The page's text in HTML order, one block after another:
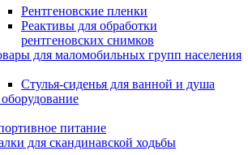
Рентгеновские пленки
Реактивы для обработки
рентгеновских снимков
для маломобильных групп населения
Стулья-сиденья для ванной и душа
питание
для скандинавской ходьбы